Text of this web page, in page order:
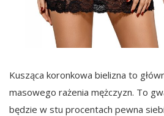
Kusząca koronkowa bielizna to
masowego rażenia mężczyzn. To
będzie w stu procentach pewna